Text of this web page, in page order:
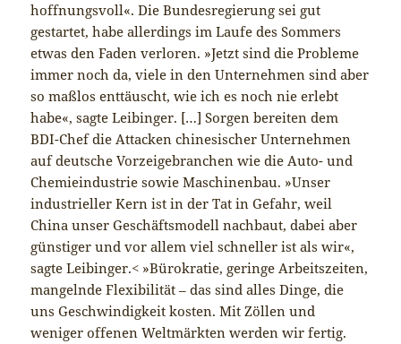
hoffnungsvoll«. Die Bundesregierung sei gut
gestartet, habe allerdings im Laufe des Sommers
etwas den Faden verloren. »Jetzt sind die Probleme
immer noch da, viele in den Unternehmen sind aber
so maßlos enttäuscht, wie ich es noch nie erlebt
habe«, sagte Leibinger. […] Sorgen bereiten dem
BDI-Chef die Attacken chinesischer Unternehmen
auf deutsche Vorzeigebranchen wie die Auto- und
Chemieindustrie sowie Maschinenbau. »Unser
industrieller Kern ist in der Tat in Gefahr, weil
China unser Geschäftsmodell nachbaut, dabei aber
günstiger und vor allem viel schneller ist als wir«,
sagte Leibinger.< »Bürokratie, geringe Arbeitszeiten,
mangelnde Flexibilität – das sind alles Dinge, die
uns Geschwindigkeit kosten. Mit Zöllen und
weniger offenen Weltmärkten werden wir fertig.